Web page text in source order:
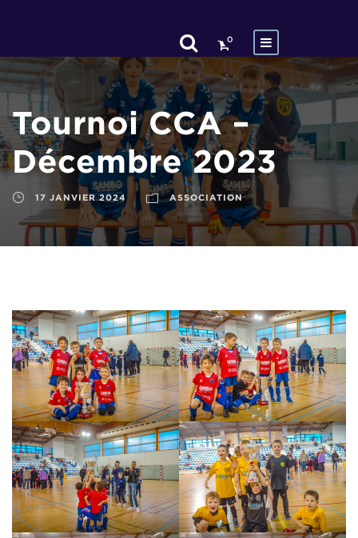
0
Tournoi CCA –
Décembre 2023
17 JANVIER 2024 ASSOCIATION